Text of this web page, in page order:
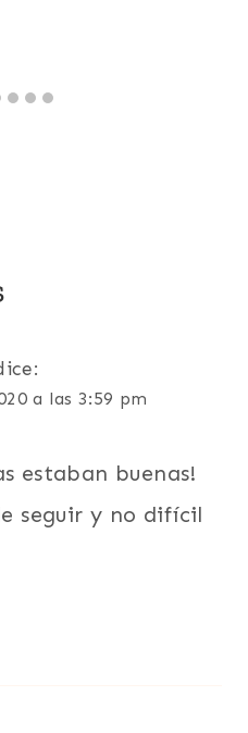
a las 3:59 pm
estaban buenas!
seguir y no difícil